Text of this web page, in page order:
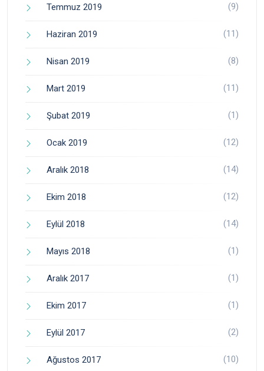
Temmuz 2019 (9)
Haziran 2019 (11)
Nisan 2019 (8)
Mart 2019 (11)
Şubat 2019 (1)
Ocak 2019 (12)
Aralık 2018 (14)
Ekim 2018 (12)
Eylül 2018 (14)
Mayıs 2018 (1)
Aralık 2017 (1)
Ekim 2017 (1)
Eylül 2017 (2)
Ağustos 2017 (10)